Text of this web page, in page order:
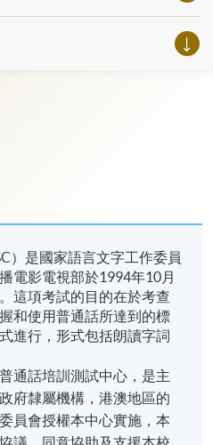
）是國家語言文字工作委員
電影電視部於1994年10月
這項考試的目的在於考查
和使用普通話所達到的標
進行，形式包括朗讀字詞
通話培訓測試中心，是主
府隸屬機構，港澳地區的
員會授權本中心實施，本